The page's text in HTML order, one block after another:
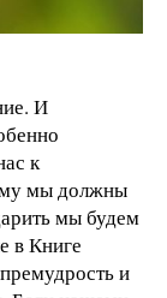
И
к
мы должны
мы будем
в Книге
и